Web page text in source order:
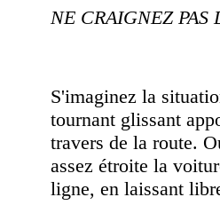
NE CRAIGNEZ PAS
S'imaginez la
tournant glissant
travers de la route.
assez étroite la
ligne, en laissant